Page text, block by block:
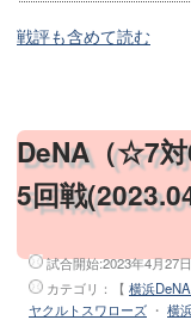
戦評も含めて読む
DeNA（☆7
5回戦
試合開始:2023年4月27
カテゴリ：【 横浜
ヤクルトスワローズ ・ 横